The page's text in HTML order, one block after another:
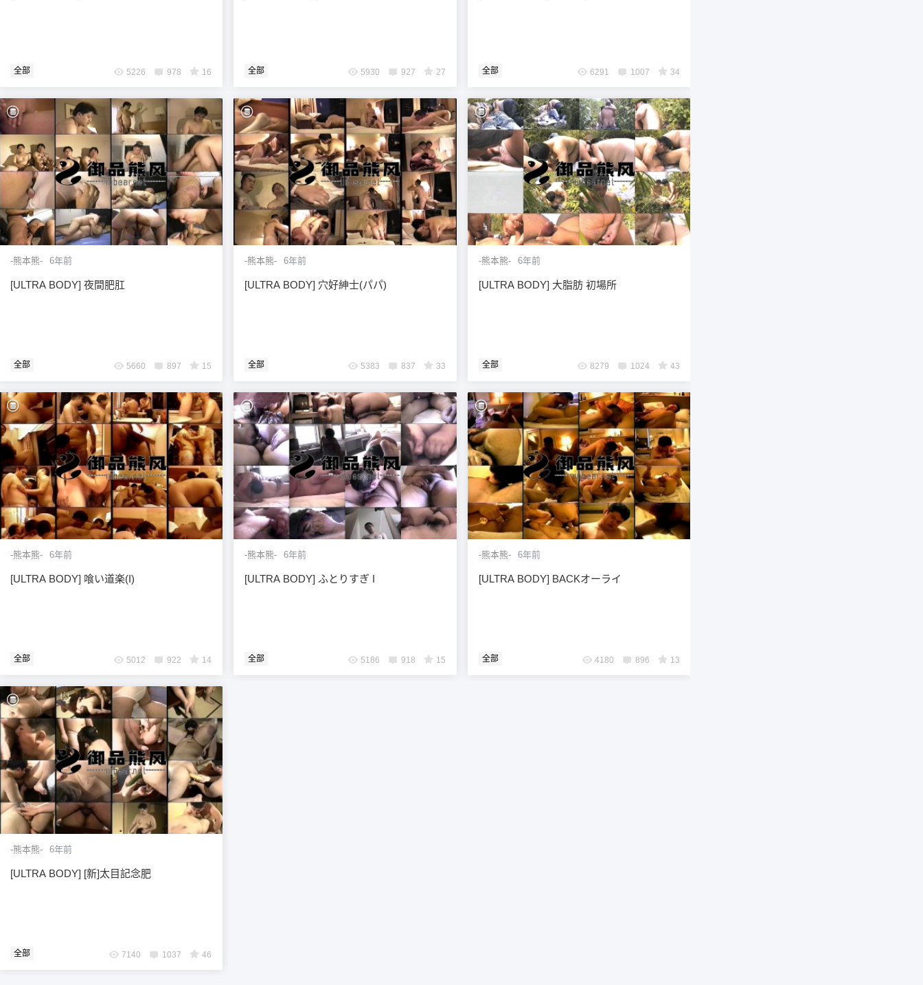
全部 5226 978 16 全部 5930 927 27 全部 6291 1007 34
-熊本熊- 6年前
[ULTRA BODY] 夜間肥肛
全部 5660 897 15
-熊本熊- 6年前
[ULTRA BODY] 穴好紳士(パパ)
全部 5383 837 33
-熊本熊- 6年前
[ULTRA BODY] 大脂肪 初場所
全部 8279 1024 43
-熊本熊- 6年前
[ULTRA BODY] 喰い道楽(I)
全部 5012 922 14
-熊本熊- 6年前
[ULTRA BODY] ふとりすぎ I
全部 5186 918 15
-熊本熊- 6年前
[ULTRA BODY] BACKオーライ
全部 4180 896 13
-熊本熊- 6年前
[ULTRA BODY] [新]太目記念肥
全部 7140 1037 46